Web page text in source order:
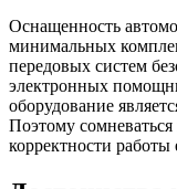
Оснащенность
минимальных
передовых систем
электронных
оборудование
Поэтому
корректности работы